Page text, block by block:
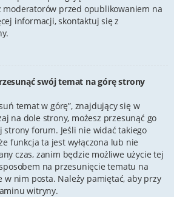
moderatorów przed opublikowaniem na
informacji, skontaktuj się z
swój temat na górę strony
temat w górę”, znajdujący się w
na dole strony, możesz przesunąć go
strony forum. Jeśli nie widać takiego
funkcja ta jest wyłączona lub nie
czas, zanim będzie możliwe użycie tej
na przesunięcie tematu na
w nim posta. Należy pamiętać, aby przy
witryny.